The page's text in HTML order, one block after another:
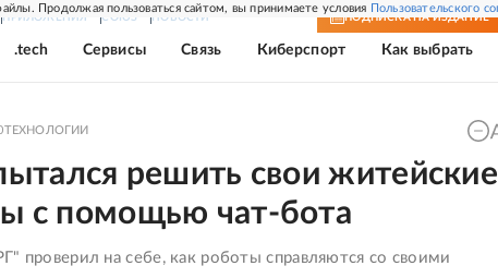
Продолжая пользоваться сайтом, вы принимаете условия Пользовательского
ПРИЛОЖЕНИЯ СОЮЗ НОВОСТИ ПОДПИСКА НА ИЗДАНИЕ
.tech Сервисы Связь Киберспорт Как выбрать
ТЕХНОЛОГИИ
решить свои житейские
с помощью чат-бота
проверил на себе, как роботы справляются со своими